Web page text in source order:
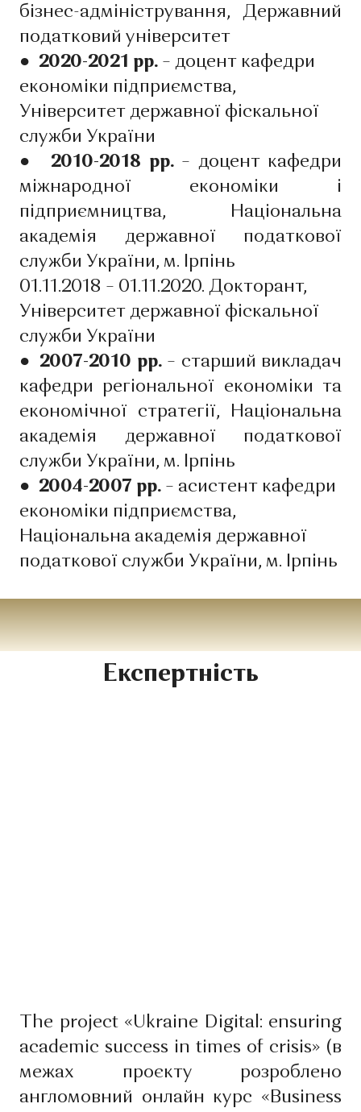
бізнес-адміністрування, Державний
податковий університет
● 2020-2021 рр. – доцент кафедри
економіки підприємства,
Університет державної фіскальної
служби України
● 2010-2018 рр.– доцент кафедри
міжнародної економіки і
підприємництва, Національна
академія державної податкової
служби України, м. Ірпінь
01.11.2018 – 01.11.2020. Докторант,
Університет державної фіскальної
служби України
● 2007-2010 рр. – старший викладач
кафедри регіональної економіки та
економічної стратегії, Національна
академія державної податкової
служби України, м. Ірпінь
● 2004-2007 рр. – асистент кафедри
економіки підприємства,
Національна академія державної
податкової служби України, м. Ірпінь
Експертність
The project «Ukraine Digital: ensuring
academic success in times of crisis» (в
межах проєкту розроблено
англомовний онлайн курс «Business